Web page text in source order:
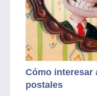
Cómo interesar
postales